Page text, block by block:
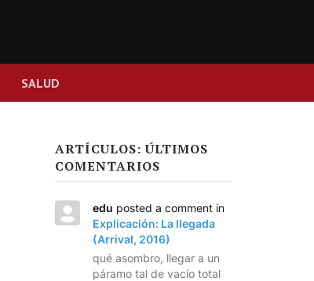
SALUD
ARTÍCULOS: ÚLTIMOS
COMENTARIOS
edu posted a comment in
Explicación: La llegada
(Arrival, 2016)
qué asombro, llegar a un
páramo tal de vacío total